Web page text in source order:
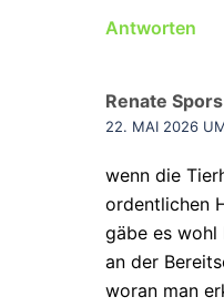
Antworten
Renate Spors
22. MAI 2026
wenn die
ordentlichen
gäbe es wohl
an der
woran man